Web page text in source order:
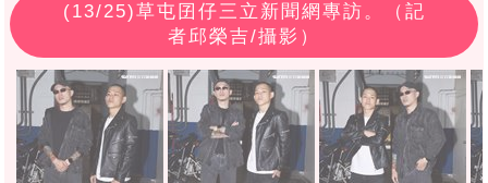
(13/25)草屯囝仔三立新聞網專訪。（記
者邱榮吉/攝影）